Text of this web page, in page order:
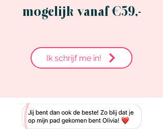
mogelijk vanaf €59,-
Ik schrijf me in!